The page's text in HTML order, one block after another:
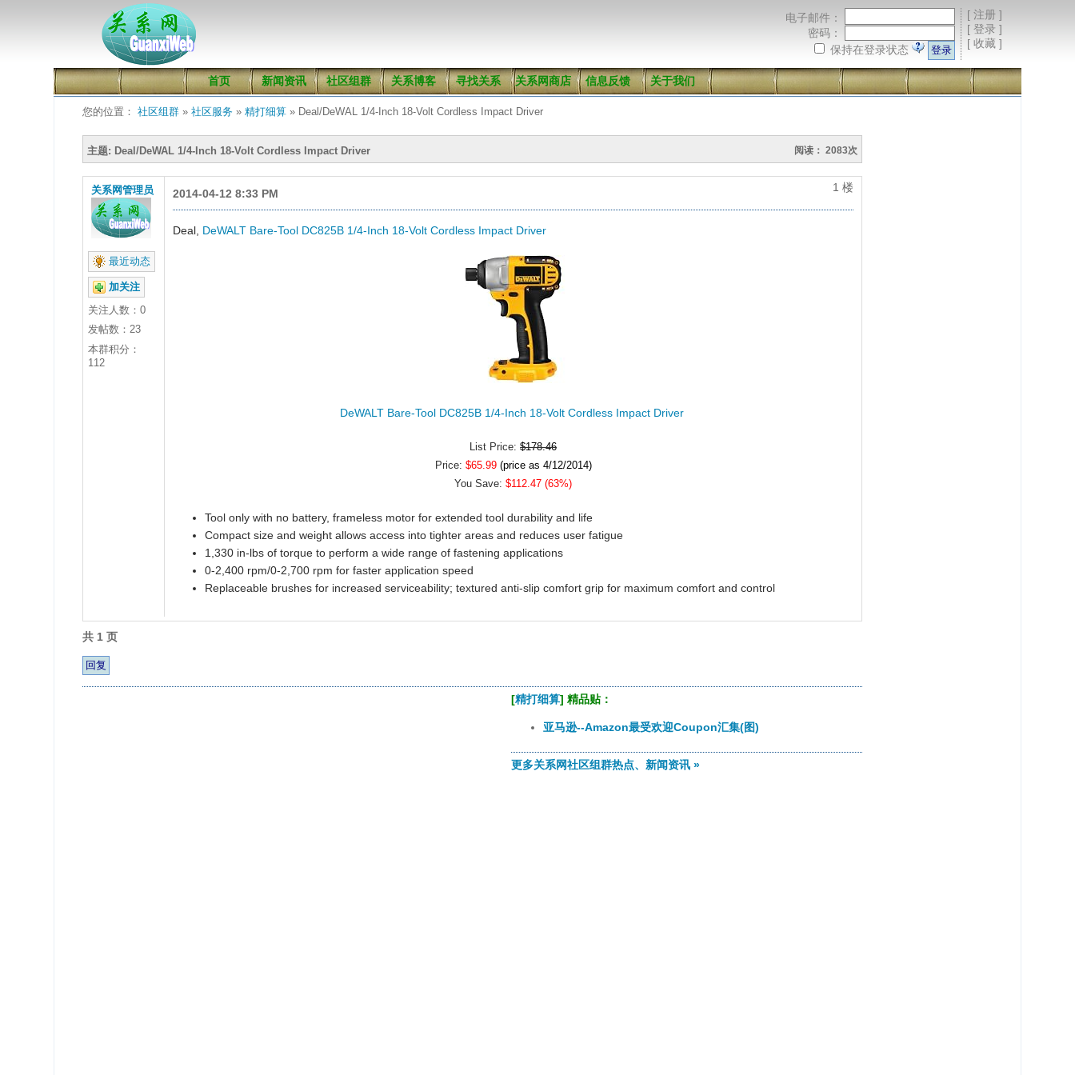
[ 注册]
[ 登录]
[ 收藏]
电子邮件：
密码：
保持在登录状态
首页 新闻资讯 社区组群 关系博客 寻找关系 关系网商店 信息反馈 关于我们
您的位置：社区组群 »社区服务 »精打细算 » Deal/DeWAL 1/4-Inch 18-Volt Cordless Impact Driver
主题: Deal/DeWAL 1/4-Inch 18-Volt Cordless Impact Driver 阅读： 2083次
关系网管理员
最近动态
加关注
关注人数：0
发帖数：23
本群积分：
112
1 楼
2014-04-12 8:33 PM
Deal, DeWALT Bare-Tool DC825B 1/4-Inch 18-Volt Cordless Impact Driver
DeWALT Bare-Tool DC825B 1/4-Inch 18-Volt Cordless Impact Driver
List Price:$178.46
Price: $65.99 (price as 4/12/2014)
You Save:$112.47 (63%)
Tool only with no battery, frameless motor for extended tool durability and life
Compact size and weight allows access into tighter areas and reduces user fatigue
1,330 in-lbs of torque to perform a wide range of fastening applications
0-2,400 rpm/0-2,700 rpm for faster application speed
Replaceable brushes for increased serviceability; textured anti-slip comfort grip for maximum comfort and control
共 1 页
[精打细算] 精品贴：
亚马逊--Amazon最受欢迎Coupon汇集(图)
更多关系网社区组群热点、新闻资讯 »